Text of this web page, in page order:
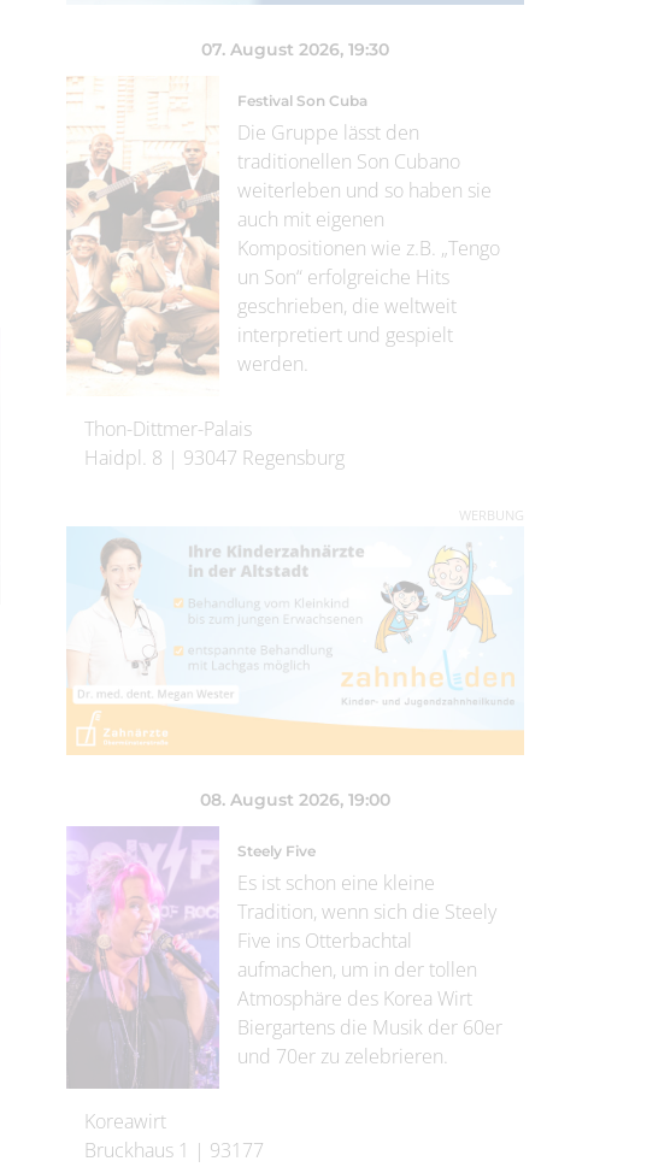
07. August 2026, 19:30
Festival Son Cuba
Die Gruppe lässt den
traditionellen Son Cubano
weiterleben und so haben sie
auch mit eigenen
Kompositionen wie z.B. „Tengo
un Son“ erfolgreiche Hits
geschrieben, die weltweit
interpretiert und gespielt
werden.
Thon-Dittmer-Palais
Haidpl. 8 | 93047 Regensburg
WERBUNG
08. August 2026, 19:00
Steely Five
Es ist schon eine kleine
Tradition, wenn sich die Steely
Five ins Otterbachtal
aufmachen, um in der tollen
Atmosphäre des Korea Wirt
Biergartens die Musik der 60er
und 70er zu zelebrieren.
Koreawirt
Bruckhaus 1 | 93177